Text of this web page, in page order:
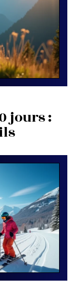
jours :